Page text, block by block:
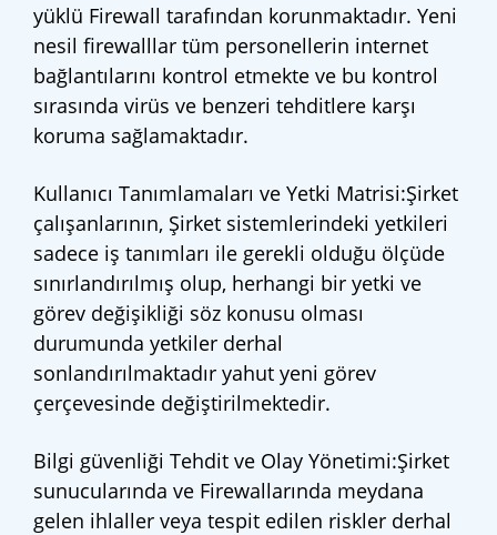
yüklü Firewall tarafından korunmaktadır. Yeni
nesil firewalllar tüm personellerin internet
bağlantılarını kontrol etmekte ve bu kontrol
sırasında virüs ve benzeri tehditlere karşı
koruma sağlamaktadır.
Kullanıcı Tanımlamaları ve Yetki Matrisi:Şirket
çalışanlarının, Şirket sistemlerindeki yetkileri
sadece iş tanımları ile gerekli olduğu ölçüde
sınırlandırılmış olup, herhangi bir yetki ve
görev değişikliği söz konusu olması
durumunda yetkiler derhal
sonlandırılmaktadır yahut yeni görev
çerçevesinde değiştirilmektedir.
Bilgi güvenliği Tehdit ve Olay Yönetimi:Şirket
sunucularında ve Firewallarında meydana
gelen ihlaller veya tespit edilen riskler derhal